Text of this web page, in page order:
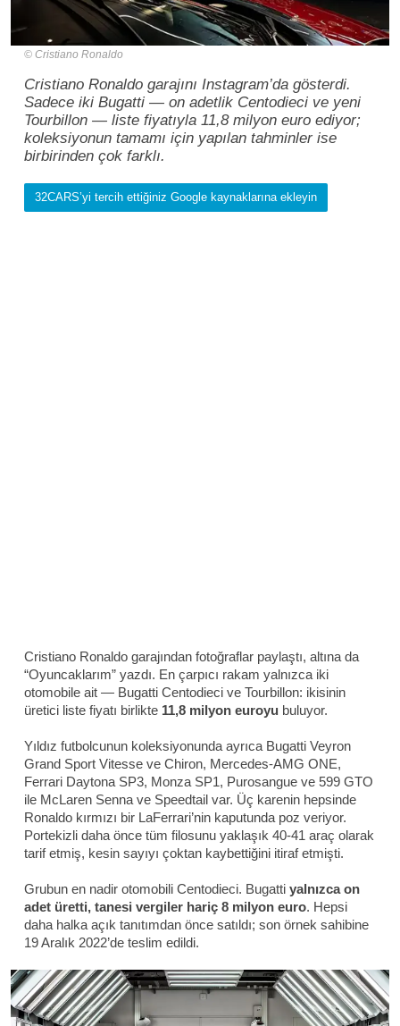
Cristiano Ronaldo
Cristiano Ronaldo garajını Instagram’da gösterdi.
Sadece iki Bugatti — on adetlik Centodieci ve yeni
Tourbillon — liste fiyatıyla 11,8 milyon euro ediyor;
koleksiyonun tamamı için yapılan tahminler ise
birbirinden çok farklı.
32CARS’yi tercih ettiğiniz Google kaynaklarına ekleyin
Cristiano Ronaldo garajından fotoğraflar paylaştı, altına da
“Oyuncaklarım” yazdı. En çarpıcı rakam yalnızca iki
otomobile ait — Bugatti Centodieci ve Tourbillon: ikisinin
üretici liste fiyatı birlikte 11,8 milyon euroyu buluyor.
Yıldız futbolcunun koleksiyonunda ayrıca Bugatti Veyron
Grand Sport Vitesse ve Chiron, Mercedes-AMG ONE,
Ferrari Daytona SP3, Monza SP1, Purosangue ve 599 GTO
ile McLaren Senna ve Speedtail var. Üç karenin hepsinde
Ronaldo kırmızı bir LaFerrari’nin kaputunda poz veriyor.
Portekizli daha önce tüm filosunu yaklaşık 40-41 araç olarak
tarif etmiş, kesin sayıyı çoktan kaybettiğini itiraf etmişti.
Grubun en nadir otomobili Centodieci. Bugatti yalnızca on
adet üretti, tanesi vergiler hariç 8 milyon euro. Hepsi
daha halka açık tanıtımdan önce satıldı; son örnek sahibine
19 Aralık 2022’de teslim edildi.